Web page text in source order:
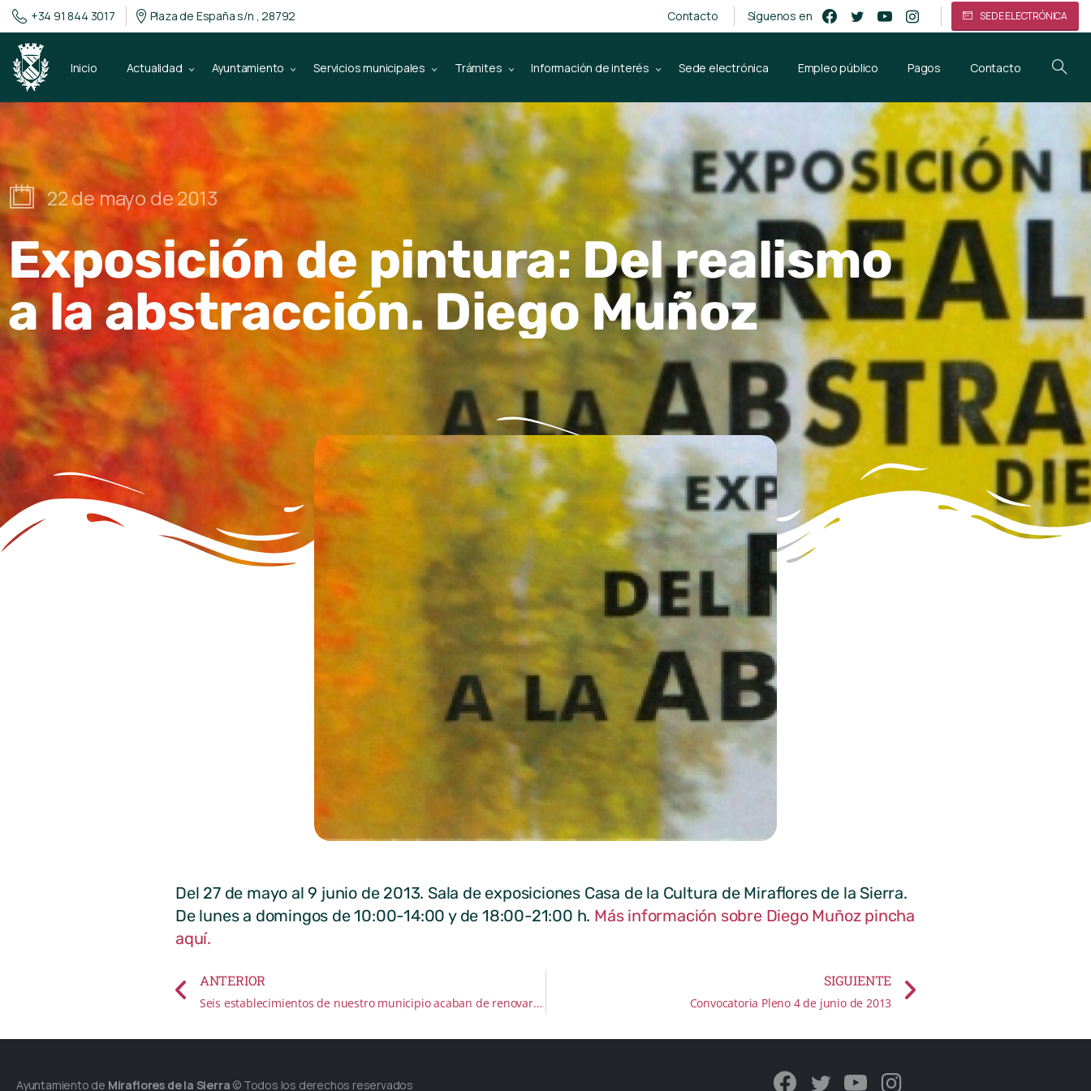
+34 91 844 3017 Plaza de España s/n , 28792 Contacto Síguenos en SEDE ELECTRÓNICA
Inicio Actualidad Ayuntamiento Servicios municipales Trámites Información de interés Sede electrónica Empleo público Pagos Contacto
22 de mayo de 2013
Exposición de pintura: Del realismo
a la abstracción. Diego Muñoz
Del 27 de mayo al 9 junio de 2013. Sala de exposiciones Casa de la Cultura de Miraflores de la Sierra.
De lunes a domingos de 10:00-14:00 y de 18:00-21:00 h. Más información sobre Diego Muñoz pincha
aquí.
ANTERIOR
Seis establecimientos de nuestro municipio acaban de renovar el Sello de Calidad Turística SICTED
SIGUIENTE
Convocatoria Pleno 4 de junio de 2013
Ayuntamiento de Miraflores de la Sierra © Todos los derechos reservados